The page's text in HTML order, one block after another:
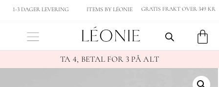
1-3 DAGER LEVERING ITEMS BY LÉONIE GRATIS FRAKT OVER 349 KR
TA 4, BETAL FOR 3 PÅ ALT